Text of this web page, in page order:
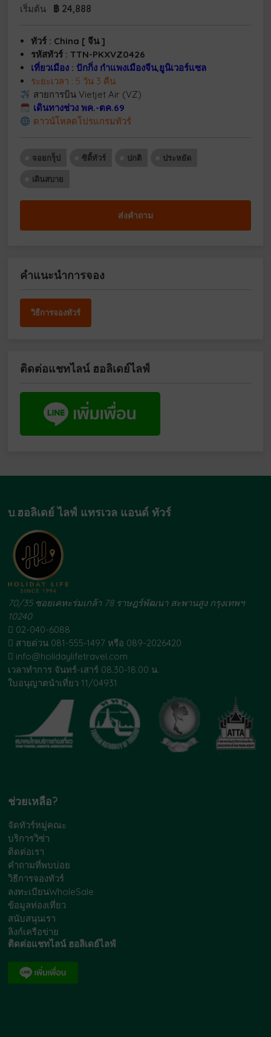
เริ่มต้น ฿ 24,888
ทัวร์ : China [ จีน ]
รหัสทัวร์ : TTN-PKXVZ0426
เที่ยวเมือง : ปักกิ่ง กำแพงเมืองจีน,ยูนิเวอร์แซล
ระยะเวลา : 5 วัน 3 คืน
สายการบิน Vietjet Air (VZ)
เดินทางช่วง พค.-ตค.69
ดาวน์โหลดโปรแกรมทัวร์
จอยกรุ็ป ซิตี้ทัวร์ ปกติ ประหยัด
เดินสบาย
ส่งคำถาม
คำแนะนำการจอง
วิธีการจองทัวร์
ติดต่อแชทไลน์ ฮอลิเดย์ไลฟ์
บ.ฮอลิเดย์ ไลฟ์ แทรเวล แอนด์ ทัวร์
70/35 ซอยเคหะร่มเกล้า 78 ราษฎร์พัฒนา สะพานสูง กรุงเทพฯ
10240
02-040-6088
สายด่วน 081-555-1497 หรือ 089-2026420
info@holidaylifetravel.com
เวลาทำการ จันทร์-เสาร์ 08.30-18.00 น.
ใบอนุญาตนำเที่ยว 11/04931
ช่วยเหลือ?
จัดทัวร์หมู่คณะ
บริการวิซ่า
ติดต่อเรา
คำถามที่พบบ่อย
วิธีการจองทัวร์
ลงทะเบียนWholeSale
ข้อมูลท่องเที่ยว
สนับสนุนเรา
ลิงก์เครือข่าย
ติดต่อแชทไลน์ ฮอลิเดย์ไลฟ์